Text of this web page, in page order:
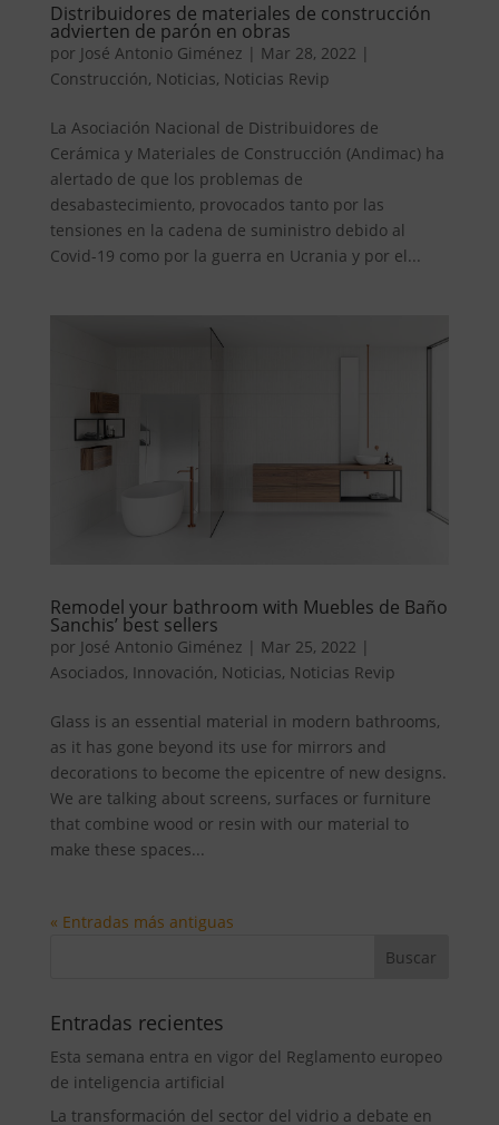
Distribuidores de materiales de construcción
advierten de parón en obras
por José Antonio Giménez | Mar 28, 2022 |
Construcción, Noticias, Noticias Revip
La Asociación Nacional de Distribuidores de
Cerámica y Materiales de Construcción (Andimac) ha
alertado de que los problemas de
desabastecimiento, provocados tanto por las
tensiones en la cadena de suministro debido al
Covid-19 como por la guerra en Ucrania y por el...
Remodel your bathroom with Muebles de Baño
Sanchis’ best sellers
por José Antonio Giménez | Mar 25, 2022 |
Asociados, Innovación, Noticias, Noticias Revip
Glass is an essential material in modern bathrooms,
as it has gone beyond its use for mirrors and
decorations to become the epicentre of new designs.
We are talking about screens, surfaces or furniture
that combine wood or resin with our material to
make these spaces...
« Entradas más antiguas
Entradas recientes
Esta semana entra en vigor del Reglamento europeo
de inteligencia artificial
La transformación del sector del vidrio a debate en